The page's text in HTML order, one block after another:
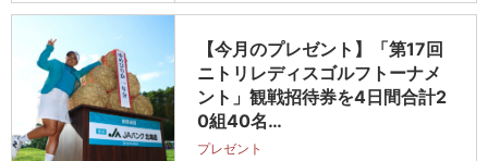
【今月のプレゼント】「第17回
ニトリレディスゴルフトーナメ
ント」観戦招待券を4日間合計2
0組40名…
プレゼント